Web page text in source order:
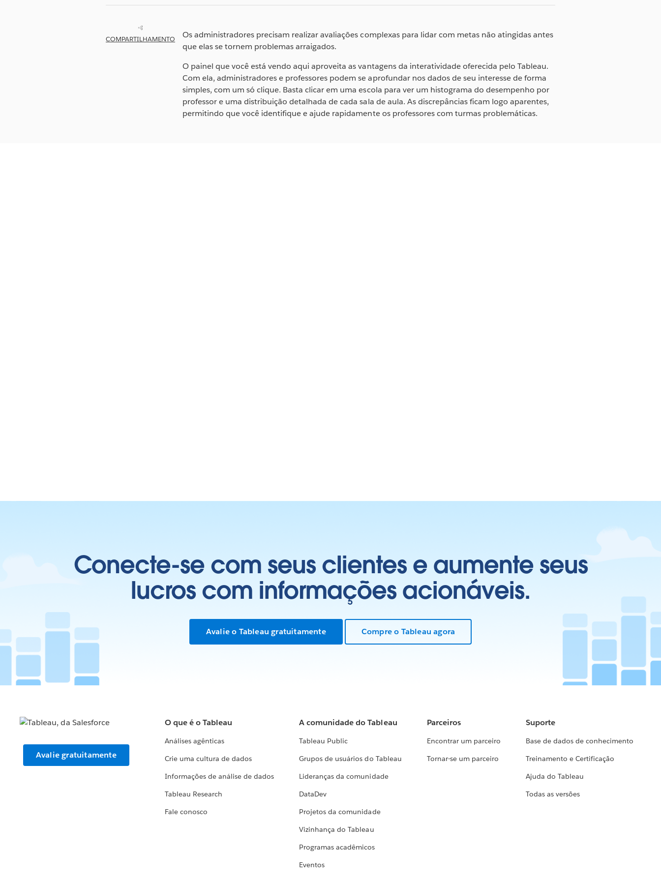
COMPARTILHAMENTO
Os administradores precisam realizar avaliações complexas para lidar com metas não atingidas antes
que elas se tornem problemas arraigados.
O painel que você está vendo aqui aproveita as vantagens da interatividade oferecida pelo Tableau.
Com ela, administradores e professores podem se aprofundar nos dados de seu interesse de forma
simples, com um só clique. Basta clicar em uma escola para ver um histograma do desempenho por
professor e uma distribuição detalhada de cada sala de aula. As discrepâncias ficam logo aparentes,
permitindo que você identifique e ajude rapidamente os professores com turmas problemáticas.
Conecte-se com seus clientes e aumente seus
lucros com informações acionáveis.
Avalie o Tableau gratuitamente Compre o Tableau agora
Avalie gratuitamente
O que é o Tableau
Análises agênticas
Crie uma cultura de dados
Informações de análise de dados
Tableau Research
Fale conosco
A comunidade do Tableau
Tableau Public
Grupos de usuários do Tableau
Lideranças da comunidade
DataDev
Projetos da comunidade
Vizinhança do Tableau
Programas acadêmicos
Eventos
Parceiros
Encontrar um parceiro
Tornar-se um parceiro
Suporte
Base de dados de conhecimento
Treinamento e Certificação
Ajuda do Tableau
Todas as versões